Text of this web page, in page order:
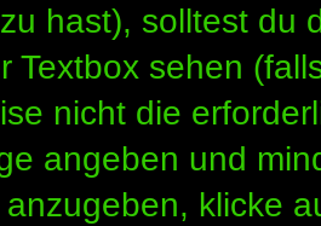
hast), solltest du
Textbox sehen
nicht die
angeben und
anzugeben, klicke